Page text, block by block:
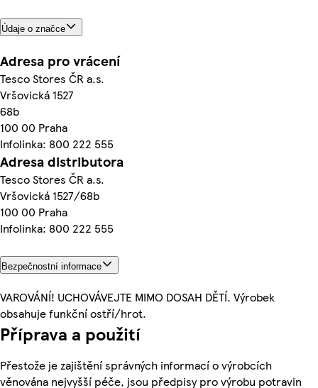
Údaje o značce
Adresa pro vrácení
Tesco Stores ČR a.s.
Vršovická 1527
68b
100 00 Praha
Infolinka: 800 222 555
Adresa distributora
Tesco Stores ČR a.s.
Vršovická 1527/68b
100 00 Praha
Infolinka: 800 222 555
Bezpečnostní informace
VAROVÁNÍ! UCHOVÁVEJTE MIMO DOSAH DĚTÍ. Výrobek
obsahuje funkční ostří/hrot.
Příprava a použití
Přestože je zajištění správných informací o výrobcích
věnována nejvyšší péče, jsou předpisy pro výrobu potravin